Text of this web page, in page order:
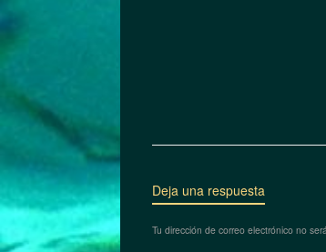
Deja una respuesta
Tu dirección de correo electrónico no